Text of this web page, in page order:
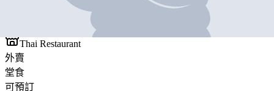
Thai Restaurant
外賣
堂食
可預訂